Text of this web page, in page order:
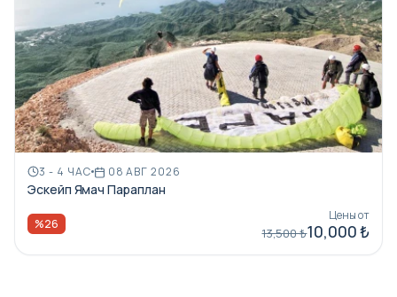
3 - 4 ЧАС 08 АВГ 2026
Эскейп Ямач Параплан
%26
Цены от
13,500 ₺10,000 ₺